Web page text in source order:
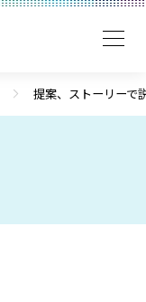
提案、ストーリーで